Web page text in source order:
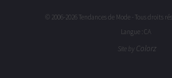
© 2006-2026 Tendances de Mode - Tous droits
Langue : CA
Site by Colorz